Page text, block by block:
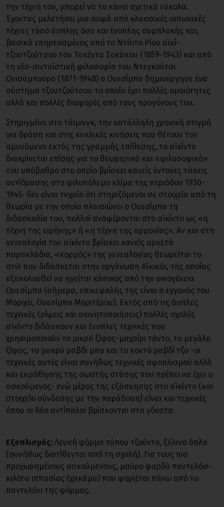
την τέχνη του, μπορεί να το κάνει σχετικά εύκολα.
Έχοντας μελετήσει μια σειρά από κλασσικές ιαπωνικές
τέχνες τόσο άοπλης όσο και ένοπλης συμπλοκής και,
βασικά επηρεασμένος από το Ντάιτο Ρίου αϊκί-
τζουτζούτσου του Τακέντα Σοκάκου (1859-1943) και από
τη νέο-σιντοϊστική φιλοσοφία του Ντεγκούτσι
Ονισαμπούρο (1871-1948) ο Ουεσίμπα δημιούργησε ένα
σύστημα τζουτζούτσου το οποίο έχει πολλές ομοιότητες
αλλά και πολλές διαφορές από τους προγόνους του.
Στηριγμένο στο τάιμινγκ, την κατάλληλη χρονική στιγμή
για δράση και στις κυκλικές κινήσεις που θέτουν τον
αμυνόμενο εκτός της γραμμής επίθεσης, το αϊκίντο
διακρίνεται επίσης για το θεωρητικό και «φιλοσοφικό»
του υπόβαθρο στο οποίο βρίσκει κανείς έντονες τάσεις
αντίδρασης στο φιλοπόλεμο κλίμα της περιόδου 1930-
1945· δεν είναι τυχαίο ότι στηριζόμενοι σε στοιχεία από τη
θεωρία με την οποία πλαισιώνει ο Ουεσίμπα τη
διδασκαλία του, πολλοί αναφέρονται στο αϊκίντο ως «η
τέχνη της ειρήνης» ή «η τέχνη της αρμονίας». Αν και στη
γενεαλογία του αϊκίντο βρίσκει κανείς αρκετά
παρακλάδια, «κορμός» της γενεαλογίας θεωρείται το
στιλ που διδάσκεται στην οργάνωση Αϊκικάι, της οποίας
εξακολουθεί να ηγείται κάποιος από την οικογένεια
Ουεσίμπα (σήμερα, επικεφαλής της είναι ο εγγονός του
Μοριχέι, Ουεσίμπα Μοριτέρου). Εκτός από τις άοπλες
τεχνικές (ρίψεις και ακινητοποιήσεις) πολλές σχολές
αϊκίντο διδάσκουν και ένοπλες τεχνικές που
χρησιμοποιούν το μικρό ξίφος-μαχαίρι τάντο, το μεγάλο
ξίφος, το μακρύ ραβδι μπο και το κοντό ραβδί τζο -οι
τεχνικές αυτές είναι συνήθως τεχνικές αφοπλισμού αλλά
και εκμάθησης της σωστής στάσης που πρέπει να έχει ο
ασκούμενος- ενώ μέρος της εξάσκησης στο αϊκίντο (και
στοιχείο σύνδεσης με την παράδοση) είναι και τεχνικές
όπου οι δύο αντίπαλοι βρίσκονται στα γόνατα.
Εξοπλισμός: Λευκή φόρμα τύπου τζούντο, ξύλινα όπλα
(συνήθως διατίθενται από τη σχολή). Για τους πιο
προχωρημένους ασκούμενους, μαύρο φαρδύ παντελόνι-
κιλότα ιππασίας (χακάμα) που φοριέται πάνω από το
παντελόνι της φόρμας.